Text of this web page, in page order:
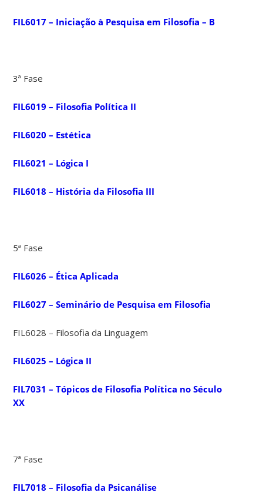
FIL6017 – Iniciação à Pesquisa em Filosofia – B
3ª Fase
FIL6019 – Filosofia Política II
FIL6020 – Estética
FIL6021 – Lógica I
FIL6018 – História da Filosofia III
5ª Fase
FIL6026 – Ética Aplicada
FIL6027 – Seminário de Pesquisa em Filosofia
FIL6028 – Filosofia da Linguagem
FIL6025 – Lógica II
FIL7031 – Tópicos de Filosofia Política no Século
XX
7ª Fase
FIL7018 – Filosofia da Psicanálise